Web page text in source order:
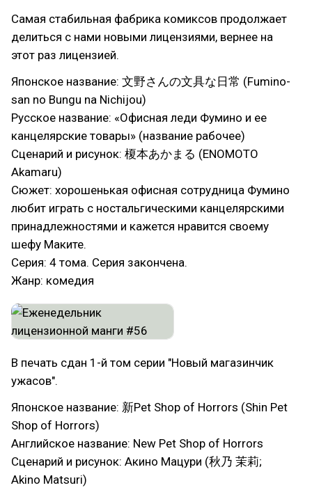
Самая стабильная фабрика комиксов продолжает
делиться с нами новыми лицензиями, вернее на
этот раз лицензией.
Японское название: 文野さんの文具な日常 (Fumino-
san no Bungu na Nichijou)
Русское название: «Офисная леди Фумино и ее
канцелярские товары» (название рабочее)
Сценарий и рисунок: 榎本あかまる (ENOMOTO
Akamaru)
Сюжет: хорошенькая офисная сотрудница Фумино
любит играть с ностальгическими канцелярскими
принадлежностями и кажется нравится своему
шефу Маките.
Серия: 4 тома. Серия закончена.
Жанр: комедия
В печать сдан 1-й том серии "Новый магазинчик
ужасов".
Японское название: 新Pet Shop of Horrors (Shin Pet
Shop of Horrors)
Английское название: New Pet Shop of Horrors
Сценарий и рисунок: Акино Мацури (秋乃 茉莉;
Akino Matsuri)